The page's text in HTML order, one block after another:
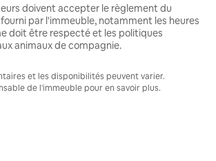
doivent accepter le règlement du
par l'immeuble, notamment les heures
doit être respecté et les politiques
animaux de compagnie.
et les disponibilités peuvent varier.
de l'immeuble pour en savoir plus.